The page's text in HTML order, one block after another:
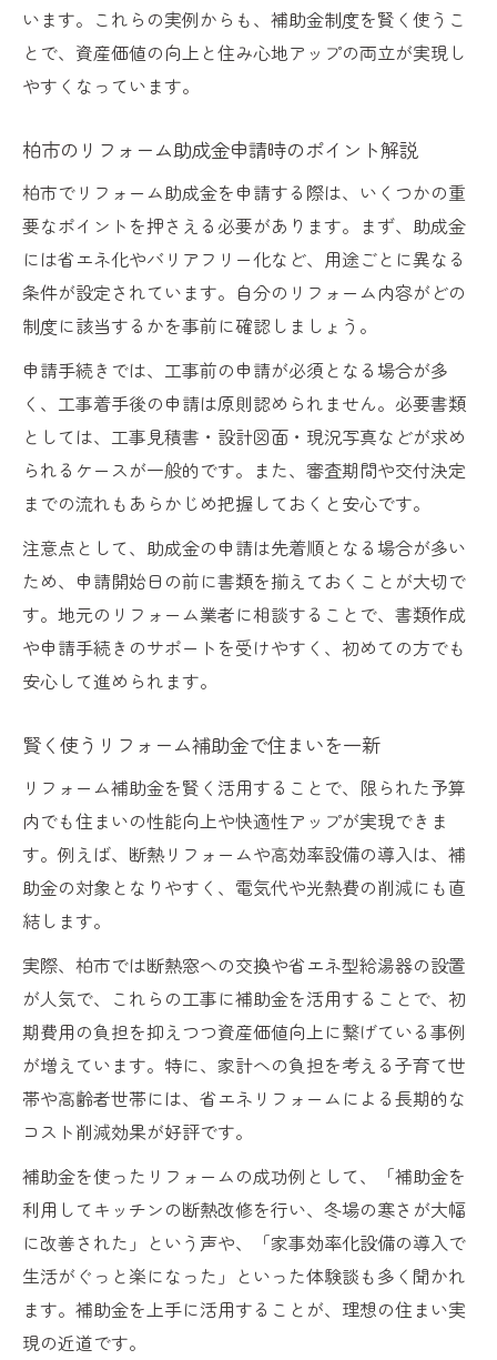
います。これらの実例からも、補助金制度を賢く使うこ
とで、資産価値の向上と住み心地アップの両立が実現し
やすくなっています。
柏市のリフォーム助成金申請時のポイント解説
柏市でリフォーム助成金を申請する際は、いくつかの重
要なポイントを押さえる必要があります。まず、助成金
には省エネ化やバリアフリー化など、用途ごとに異なる
条件が設定されています。自分のリフォーム内容がどの
制度に該当するかを事前に確認しましょう。
申請手続きでは、工事前の申請が必須となる場合が多
く、工事着手後の申請は原則認められません。必要書類
としては、工事見積書・設計図面・現況写真などが求め
られるケースが一般的です。また、審査期間や交付決定
までの流れもあらかじめ把握しておくと安心です。
注意点として、助成金の申請は先着順となる場合が多い
ため、申請開始日の前に書類を揃えておくことが大切で
す。地元のリフォーム業者に相談することで、書類作成
や申請手続きのサポートを受けやすく、初めての方でも
安心して進められます。
賢く使うリフォーム補助金で住まいを一新
リフォーム補助金を賢く活用することで、限られた予算
内でも住まいの性能向上や快適性アップが実現できま
す。例えば、断熱リフォームや高効率設備の導入は、補
助金の対象となりやすく、電気代や光熱費の削減にも直
結します。
実際、柏市では断熱窓への交換や省エネ型給湯器の設置
が人気で、これらの工事に補助金を活用することで、初
期費用の負担を抑えつつ資産価値向上に繋げている事例
が増えています。特に、家計への負担を考える子育て世
帯や高齢者世帯には、省エネリフォームによる長期的な
コスト削減効果が好評です。
補助金を使ったリフォームの成功例として、「補助金を
利用してキッチンの断熱改修を行い、冬場の寒さが大幅
に改善された」という声や、「家事効率化設備の導入で
生活がぐっと楽になった」といった体験談も多く聞かれ
ます。補助金を上手に活用することが、理想の住まい実
現の近道です。